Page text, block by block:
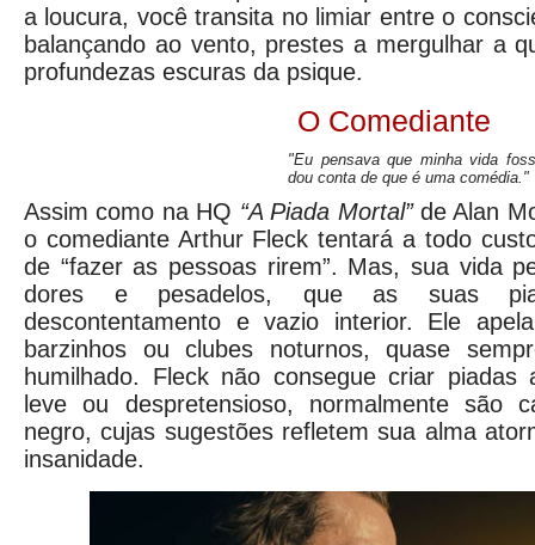
a loucura, você transita no limiar entre o
balançando ao vento, prestes a mergulhar a
profundezas escuras da psique.
O Comediante
"Eu pensava que minha vida
dou conta de que é uma comédia."
Assim como na HQ “A Piada Mortal” de Alan
o comediante Arthur Fleck tentará a todo
de “fazer as pessoas rirem”. Mas, sua vida
dores e pesadelos, que as suas
descontentamento e vazio interior. Ele
barzinhos ou clubes noturnos, quase
humilhado. Fleck não consegue criar piadas
leve ou despretensioso, normalmente são
negro, cujas sugestões refletem sua alma
insanidade.